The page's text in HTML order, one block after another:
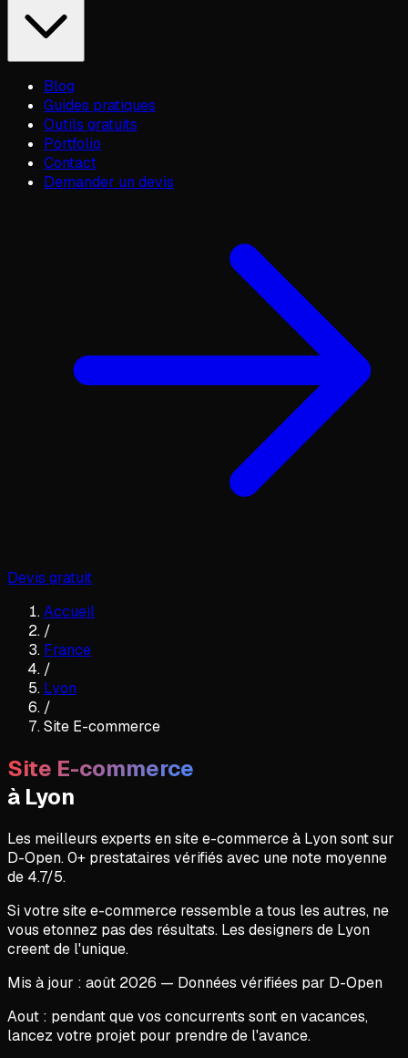
Blog
Guides pratiques
Outils gratuits
Portfolio
Contact
Demander un devis
Devis gratuit
Accueil
/
France
/
Lyon
/
Site E-commerce
Site E-commerce
à Lyon
Les meilleurs experts ensite e-commerceà Lyonsont sur
D-Open.0+ prestataires vérifiés avec une note moyenne
de 4.7/5.
Si votre site e-commerce ressemble a tous les autres, ne
vous etonnez pas des résultats. Les designers de Lyon
creent de l'unique.
Mis à jour : août 2026 — Données vérifiées par D-Open
Aout : pendant que vos concurrents sont en vacances,
lancez votre projet pour prendre de l'avance.